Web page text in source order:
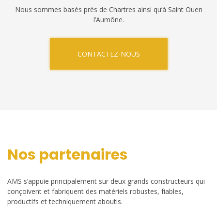
Nous sommes basés près de Chartres ainsi qu’à Saint Ouen
l’Aumône.
CONTACTEZ-NOUS
Nos partenaires
AMS s’appuie principalement sur deux grands constructeurs qui
conçoivent et fabriquent des matériels robustes, fiables,
productifs et techniquement aboutis.